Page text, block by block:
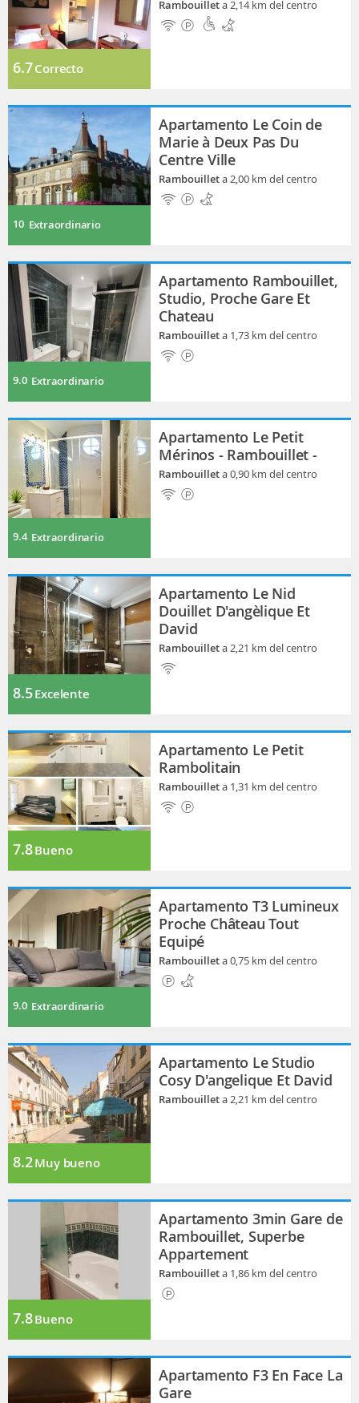
6.7Correcto
Rambouilleta 2,14 km del centro
10 Extraordinario
Apartamento Le Coin de
Marie à Deux Pas Du
Centre Ville
Rambouilleta 2,00 km del centro
9.0 Extraordinario
Apartamento Rambouillet,
Studio, Proche Gare Et
Chateau
Rambouilleta 1,73 km del centro
9.4 Extraordinario
Apartamento Le Petit
Mérinos - Rambouillet -
Rambouilleta 0,90 km del centro
8.5Excelente
Apartamento Le Nid
Douillet D'angèlique Et
David
Rambouilleta 2,21 km del centro
7.8Bueno
Apartamento Le Petit
Rambolitain
Rambouilleta 1,31 km del centro
9.0 Extraordinario
Apartamento T3 Lumineux
Proche Château Tout
Equipé
Rambouilleta 0,75 km del centro
8.2Muy bueno
Apartamento Le Studio
Cosy D'angelique Et David
Rambouilleta 2,21 km del centro
7.8Bueno
Apartamento 3min Gare de
Rambouillet, Superbe
Appartement
Rambouilleta 1,86 km del centro
Apartamento F3 En Face La
Gare